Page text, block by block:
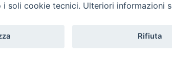
i soli cookie tecnici. Ulteriori informazioni
Rifiuta